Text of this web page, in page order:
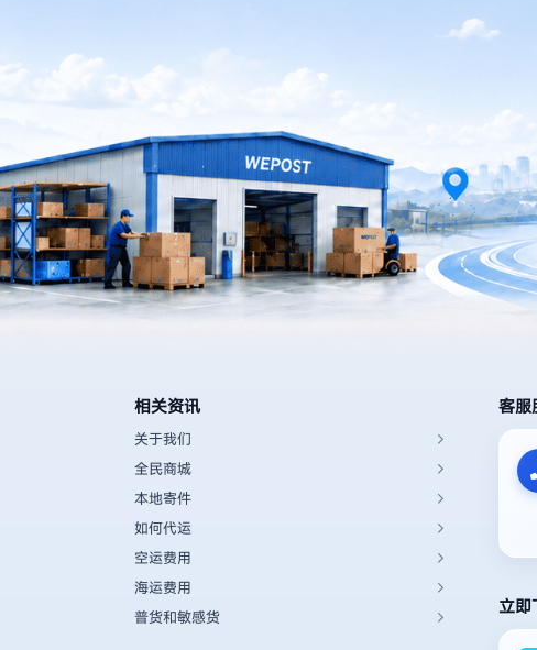
相关资讯
关于我们
全民商城
本地寄件
如何代运
空运费用
海运费用
普货和敏感货
客服
立即